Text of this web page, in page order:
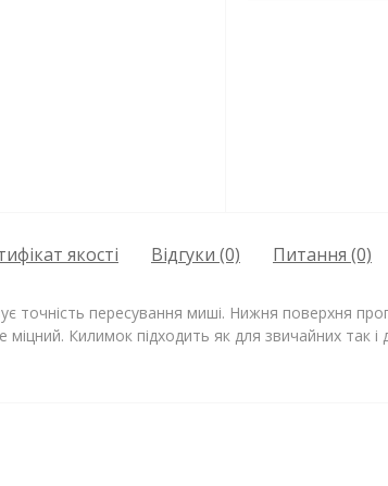
якості Відгуки (0) Питання (0)
точність пересування миші. Нижня поверхня
Килимок підходить як для звичайних так